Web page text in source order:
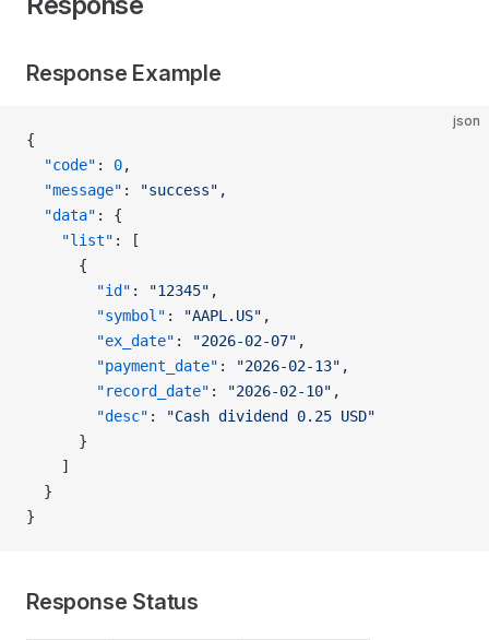
Response Example
json
{
  "code"
: 0,
  "message"
: "success" ,
  "data"
: {
    "list"
: [
      {
        "id"
: "12345" ,
        "symbol"
: "AAPL.US" ,
        "ex_date"
: "2026-02-07" ,
        "payment_date"
: "2026-02-13" ,
        "record_date"
: "2026-02-10" ,
        "desc"
:
"Cash dividend 0.25 USD"
      }
    ]
  }
}
Response Status